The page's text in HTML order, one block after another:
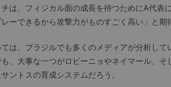
は、フィジカル面の成長を待つためにA代表
ーできるから攻撃力がものすごく高い」と期
は、ブラジルでも多くのメディアが分析して
、大事な一つがロビーニョやネイマール、そ
ントスの育成システムだろう。